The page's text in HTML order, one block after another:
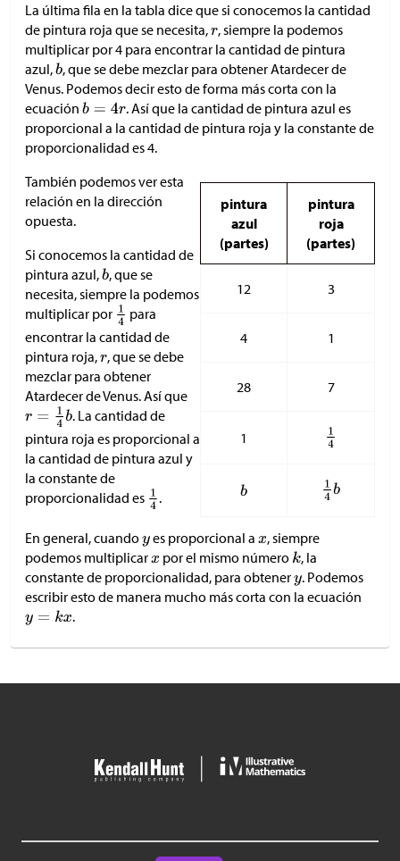
La última fila en la tabla dice que si conocemos la cantidad
de pintura roja que se necesita, , siempre la podemos
multiplicar por 4 para encontrar la cantidad de pintura
azul, , que se debe mezclar para obtener Atardecer de
Venus. Podemos decir esto de forma más corta con la
ecuación
. Así que la cantidad de pintura azul es
proporcional a la cantidad de pintura roja y la constante de
proporcionalidad es 4.
También podemos ver esta
relación en la dirección
opuesta.
Si conocemos la cantidad de
pintura azul, , que se
necesita, siempre la podemos
multiplicar por
para
encontrar la cantidad de
pintura roja, , que se debe
mezclar para obtener
Atardecer de Venus. Así que
. La cantidad de
pintura roja es proporcional a
la cantidad de pintura azul y
la constante de
proporcionalidad es
.
pintura
azul
(partes)
pintura
roja
(partes)
12 3
4 1
28 7
1
En general, cuando es proporcional a
, siempre
podemos multiplicar
por el mismo número
, la
constante de proporcionalidad, para obtener . Podemos
escribir esto de manera mucho más corta con la ecuación
.